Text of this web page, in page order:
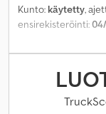
Kunto: käytetty,
ensirekisteröinti:
automaattinen,
294 kW
ohjaamo:muu,
perävaunukytkin,